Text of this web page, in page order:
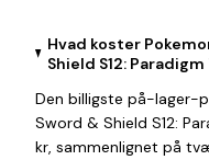
Hvad koster
Shield S12: Paradigm
Den billigste på-lager-
Sword & Shield S12:
kr, sammenlignet på